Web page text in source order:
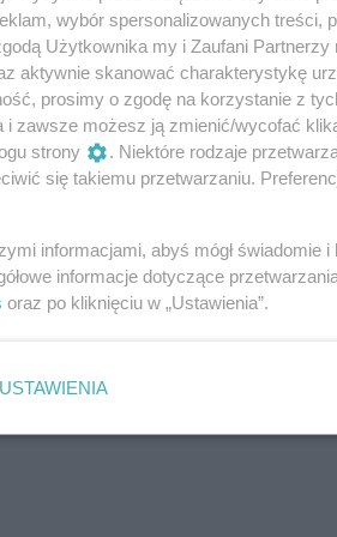
wiele powiedzieć o czyichś
Analizując zawartość tych
na to, co dana osoba
do osobistego rozwoju.
twarz kandydata niż prośba
Pokazanie co czytamy
zaprezentowanie naszej pasji
Tyler Cowen i Daniel Gross
to często te, które
ale dlatego że chcą stale
wybór spersonalizowanych treści,
Użytkownika my i Zaufani
aktywnie skanować charakterystykę
prosimy o zgodę na korzystanie z
i zawsze możesz ją zmienić/wycofać
strony
. Niektóre rodzaje
się takiemu przetwarzaniu.
informacjami, abyś mógł
informacje dotyczące
oraz po kliknięciu w „Ustawienia”.
USTAWIENIA